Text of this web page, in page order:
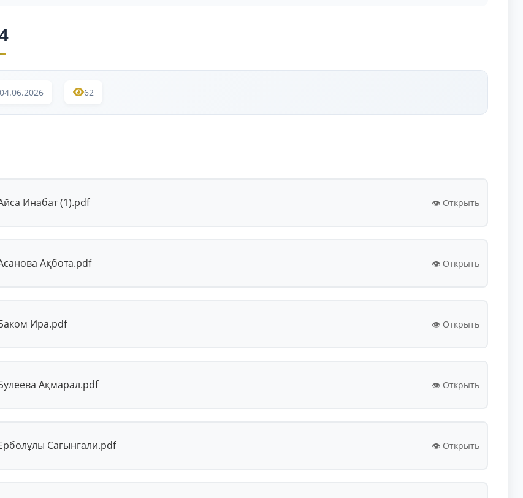
04.06.2026 62
Инабат (1).pdf 👁️ Открыть
Ақбота.pdf 👁️ Открыть
Ира.pdf 👁️ Открыть
Ақмарал.pdf 👁️ Открыть
Сағынғали.pdf 👁️ Открыть